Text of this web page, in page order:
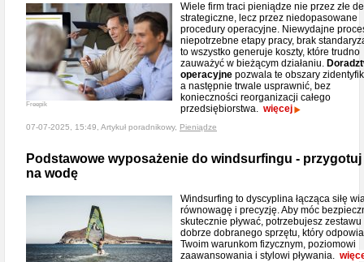
Freepik
Wiele firm traci pieniądze nie przez złe
strategiczne, lecz przez niedopasowane
procedury operacyjne. Niewydajne
niepotrzebne etapy pracy, brak
to wszystko generuje koszty, które trudno
zauważyć w bieżącym działaniu.
operacyjne pozwala te obszary
a następnie trwale usprawnić, bez
konieczności reorganizacji całego
przedsiębiorstwa. więcej
07-07-2025, 15:49, Artykuł poradnikowy, Pieniądze
Podstawowe wyposażenie do windsurfingu - przygotuj
na wodę
Windsurfing to dyscyplina łącząca siłę
równowagę i precyzję. Aby móc
skutecznie pływać, potrzebujesz zestawu
dobrze dobranego sprzętu, który
Twoim warunkom fizycznym, poziomowi
zaawansowania i stylowi pływania.